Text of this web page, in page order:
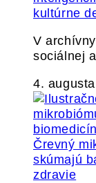
kultúrne
V
sociálnej
4.
Črevný
skúmajú
zdravie